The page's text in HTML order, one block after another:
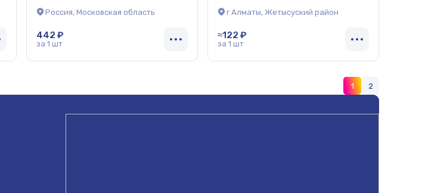
Россия, Московская область
442 ₽
за 1 шт
г Алматы, Жетысуский район
≈122 ₽
за 1 шт
1 2